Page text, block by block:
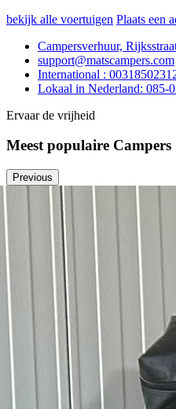
bekijk alle voertuigen Plaats een
Campersverhuur,
support@matscampers.com
International :
Lokaal in Nederland: 085-
Ervaar de vrijheid
Meest populaire Campers
Previous